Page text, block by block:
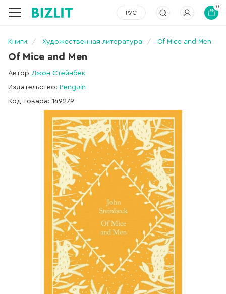
РУС
0
Книги Художественная литература Of Mice and Men
Of Mice and Men
Автор Джон Стейнбек
Издательство: Penguin
Код товара: 149279